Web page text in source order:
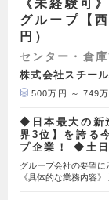
《未経験可
グループ【
円）
センター・倉
株式会社スチー
500万円 ～ 749万
◆日本最大の新
界3位】を誇る
プ企業！ ◆土
グループ会社の要望に
《具体的な業務内容